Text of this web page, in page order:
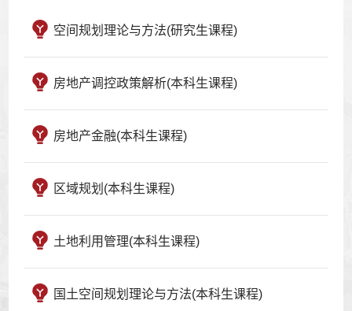
空间规划理论与方法(研究生课程)
房地产调控政策解析(本科生课程)
房地产金融(本科生课程)
区域规划(本科生课程)
土地利用管理(本科生课程)
国土空间规划理论与方法(本科生课程)